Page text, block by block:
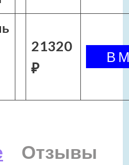
21320
₽
Отзывы